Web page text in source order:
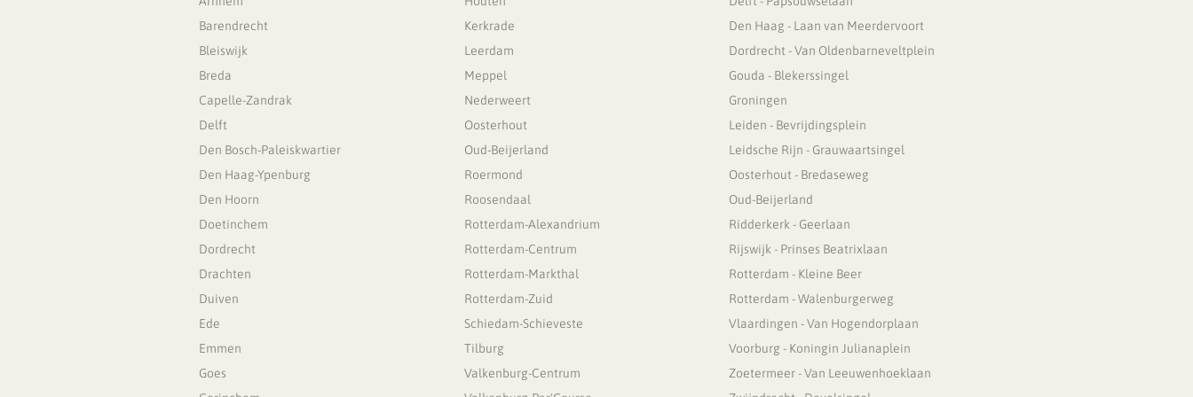
Barendrecht
Bleiswijk
Breda
Capelle-Zandrak
Delft
Den Bosch-Paleiskwartier
Den Haag-Ypenburg
Den Hoorn
Doetinchem
Dordrecht
Drachten
Duiven
Ede
Emmen
Goes
Kerkrade
Leerdam
Meppel
Nederweert
Oosterhout
Oud-Beijerland
Roermond
Roosendaal
Rotterdam-Alexandrium
Rotterdam-Centrum
Rotterdam-Markthal
Rotterdam-Zuid
Schiedam-Schieveste
Tilburg
Valkenburg-Centrum
Den Haag - Laan van Meerdervoort
Dordrecht - Van Oldenbarneveltplein
Gouda - Blekerssingel
Groningen
Leiden - Bevrijdingsplein
Leidsche Rijn - Grauwaartsingel
Oosterhout - Bredaseweg
Oud-Beijerland
Ridderkerk - Geerlaan
Rijswijk - Prinses Beatrixlaan
Rotterdam - Kleine Beer
Rotterdam - Walenburgerweg
Vlaardingen - Van Hogendorplaan
Voorburg - Koningin Julianaplein
Zoetermeer - Van Leeuwenhoeklaan